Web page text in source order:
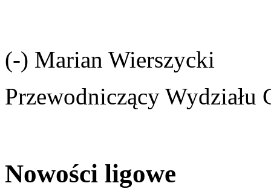
(-) Marian Wierszycki
Przewodniczący Wydziału
Nowości ligowe